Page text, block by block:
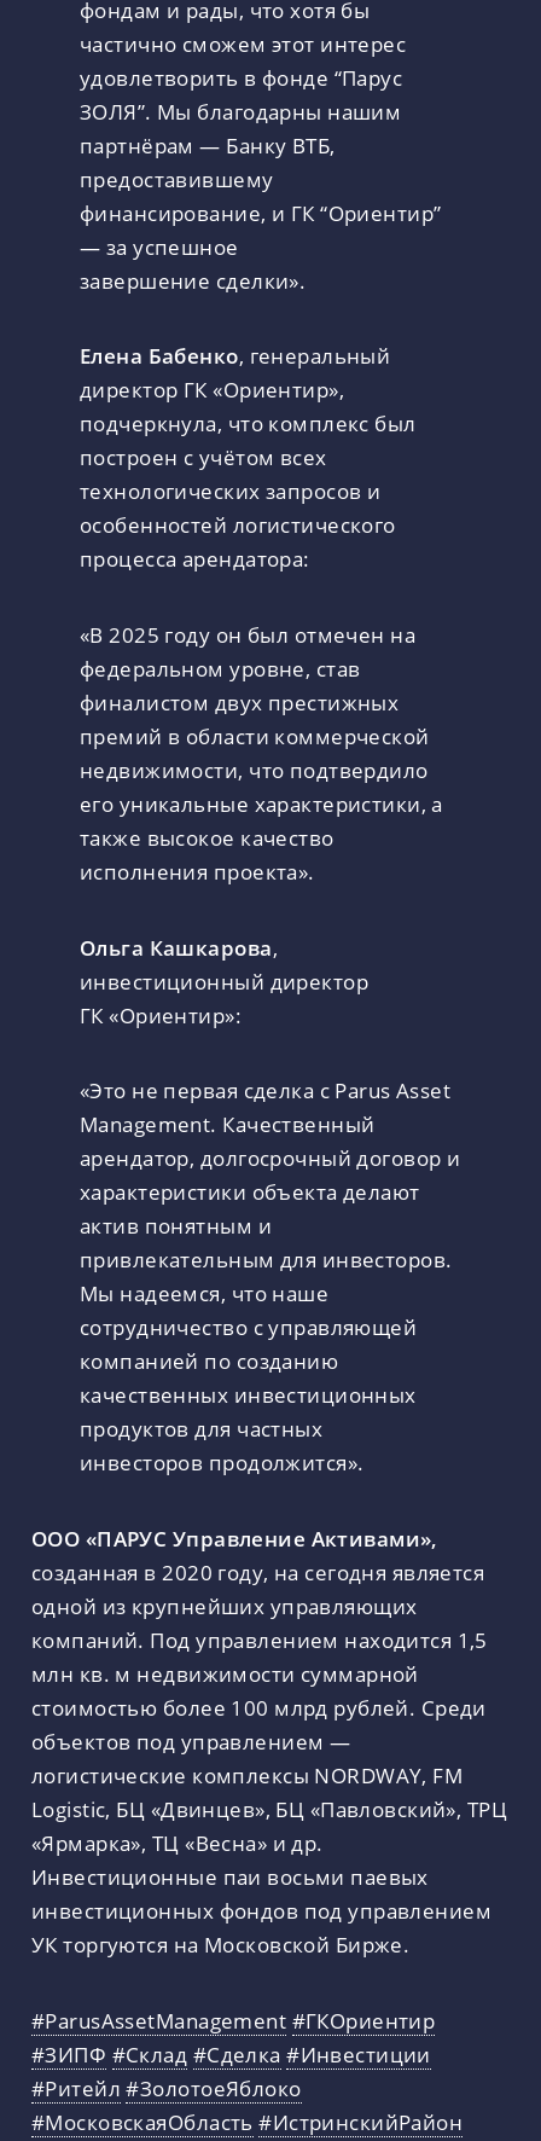
фондам и рады, что хотя бы
частично сможем этот интерес
удовлетворить в фонде “Парус
ЗОЛЯ”. Мы благодарны нашим
партнёрам — Банку ВТБ,
предоставившему
финансирование, и ГК “Ориентир”
— за успешное
завершение сделки».
Елена Бабенко, генеральный
директор ГК «Ориентир»,
подчеркнула, что комплекс был
построен с учётом всех
технологических запросов и
особенностей логистического
процесса арендатора:
«В 2025 году он был отмечен на
федеральном уровне, став
финалистом двух престижных
премий в области коммерческой
недвижимости, что подтвердило
его уникальные характеристики, а
также высокое качество
исполнения проекта».
Ольга Кашкарова,
инвестиционный директор
ГК «Ориентир»:
«Это не первая сделка с Parus Asset
Management. Качественный
арендатор, долгосрочный договор и
характеристики объекта делают
актив понятным и
привлекательным для инвесторов.
Мы надеемся, что наше
сотрудничество с управляющей
компанией по созданию
качественных инвестиционных
продуктов для частных
инвесторов продолжится».
ООО «ПАРУС Управление Активами»,
созданная в 2020 году, на сегодня является
одной из крупнейших управляющих
компаний. Под управлением находится 1,5
млн кв. м недвижимости суммарной
стоимостью более 100 млрд рублей. Среди
объектов под управлением —
логистические комплексы NORDWAY, FM
Logistic, БЦ «Двинцев», БЦ «Павловский», ТРЦ
«Ярмарка», ТЦ «Весна» и др.
Инвестиционные паи восьми паевых
инвестиционных фондов под управлением
УК торгуются на Московской Бирже.
#ParusAssetManagement #ГКОриентир
#ЗИПФ #Склад #Сделка #Инвестиции
#Ритейл #ЗолотоеЯблоко
#МосковскаяОбласть #ИстринскийРайон